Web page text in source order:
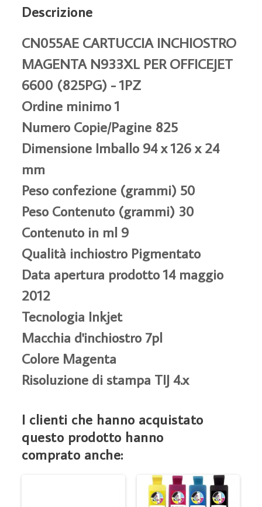
Descrizione
CN055AE CARTUCCIA INCHIOSTRO
MAGENTA N933XL PER OFFICEJET
6600 (825PG) - 1PZ
Ordine minimo 1
Numero Copie/Pagine 825
Dimensione Imballo 94 x 126 x 24
mm
Peso confezione (grammi) 50
Peso Contenuto (grammi) 30
Contenuto in ml 9
Qualità inchiostro Pigmentato
Data apertura prodotto 14 maggio
2012
Tecnologia Inkjet
Macchia d'inchiostro 7pl
Colore Magenta
Risoluzione di stampa TIJ 4.x
I clienti che hanno acquistato
questo prodotto hanno
comprato anche: